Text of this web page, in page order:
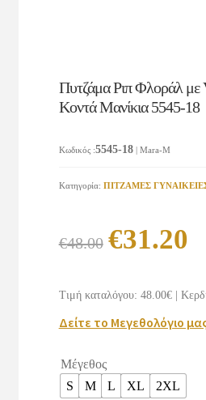
Πυτζάμα Ριπ Φλοράλ με
Κοντά Μανίκια 5545-18
Κωδικός :5545-18 | Mara-M
Κατηγορία: ΠΙΤΖΑΜΕΣ
€48.00
Original
was:
€48.00.
€31.20
Τιμή καταλόγου: 48.00€
Δείτε το Μεγεθολόγιο
Μέγεθος
S
M L XL
2XL